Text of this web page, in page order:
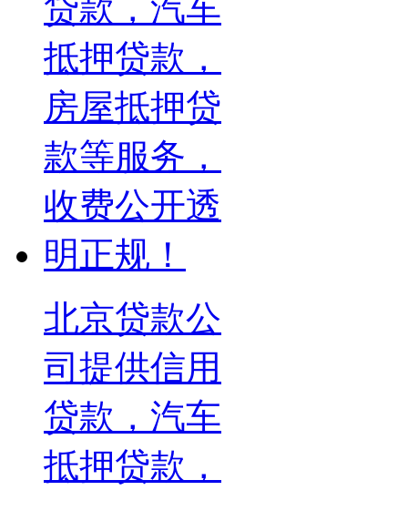
北京贷款公
司提供信用
贷款，汽车
抵押贷款，